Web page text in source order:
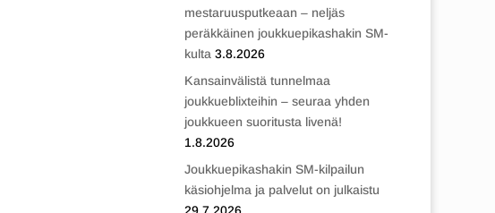
mestaruusputkeaan – neljäs
peräkkäinen joukkuepikashakin SM-
kulta 3.8.2026
Kansainvälistä tunnelmaa
joukkueblixteihin – seuraa yhden
joukkueen suoritusta livenä!
1.8.2026
Joukkuepikashakin SM-kilpailun
käsiohjelma ja palvelut on julkaistu
29.7.2026